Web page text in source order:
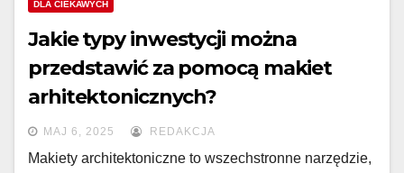
DLA CIEKAWYCH
Jakie typy inwestycji można
przedstawić za pomocą makiet
arhitektonicznych?
MAJ 6, 2025 REDAKCJA
Makiety architektoniczne to wszechstronne narzędzie,